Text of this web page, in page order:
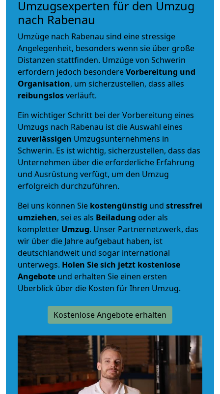
Umzugsexperten für den Umzug
nach Rabenau
Umzüge nach Rabenau sind eine stressige
Angelegenheit, besonders wenn sie über große
Distanzen stattfinden. Umzüge von Schwerin
erfordern jedoch besondereVorbereitung und
Organisation, um sicherzustellen, dass alles
reibungslosverläuft.
Ein wichtiger Schritt bei der Vorbereitung eines
Umzugs nach Rabenau ist die Auswahl eines
zuverlässigen Umzugsunternehmens in
Schwerin. Es ist wichtig, sicherzustellen, dass das
Unternehmen über die erforderliche Erfahrung
und Ausrüstung verfügt, um den Umzug
erfolgreich durchzuführen.
Bei uns können Sie kostengünstig und stressfrei
umziehen, sei es als Beiladung oder als
kompletter Umzug. Unser Partnernetzwerk, das
wir über die Jahre aufgebaut haben, ist
deutschlandweit und sogar international
unterwegs. Holen Sie sich jetzt kostenlose
Angebote und erhalten Sie einen ersten
Überblick über die Kosten für Ihren Umzug.
Kostenlose Angebote erhalten